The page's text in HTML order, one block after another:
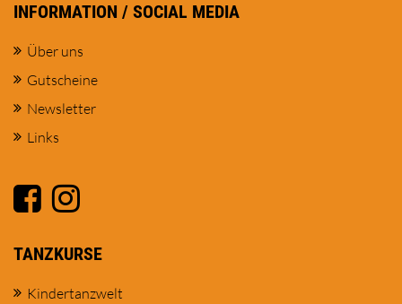
INFORMATION / SOCIAL MEDIA
Über uns
Gutscheine
Newsletter
Links
TANZKURSE
Kindertanzwelt